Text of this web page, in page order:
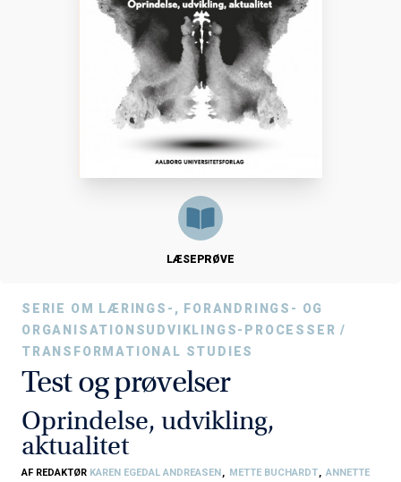
LÆSEPRØVE
SERIE OM LÆRINGS-, FORANDRINGS- OG
ORGANISATIONSUDVIKLINGS-PROCESSER /
TRANSFORMATIONAL STUDIES
Test og prøvelser
Oprindelse, udvikling,
aktualitet
AF REDAKTØR KAREN EGEDAL ANDREASEN, METTE BUCHARDT, ANNETTE